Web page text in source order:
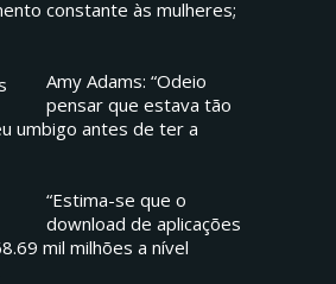
constante às mulheres;
Amy Adams: “Odeio
pensar que estava tão
umbigo antes de ter a
“Estima-se que o
download de aplicações
mil milhões a nível